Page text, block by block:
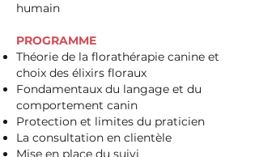
humain
PROGRAMME
Théorie de la florathérapie canine et
choix des élixirs floraux
Fondamentaux du langage et du
comportement canin
Protection et limites du praticien
La consultation en clientèle
Mise en place du suivi